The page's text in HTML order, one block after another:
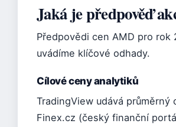
Jaká je předpověď
Předpovědi cen AMD pro
uvádíme klíčové odhady.
Cílové ceny analytiků
TradingView udává průměrný
Finex.cz (český finanční